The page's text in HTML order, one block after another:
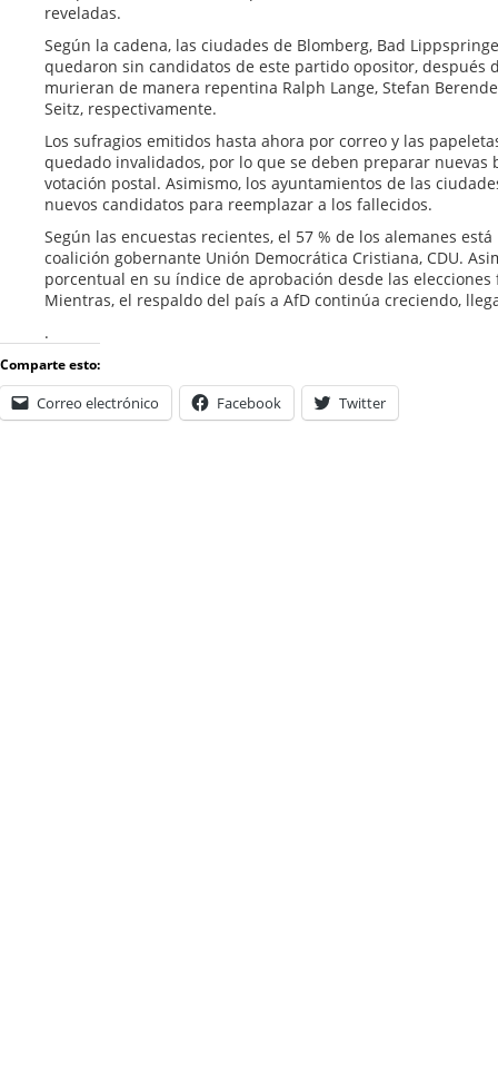
reveladas.
Según la cadena, las ciudades de Blomberg, Bad
quedaron sin candidatos de este partido opositor, después
murieran de manera repentina Ralph Lange, Stefan
Seitz, respectivamente.
Los sufragios emitidos hasta ahora por correo y las
quedado invalidados, por lo que se deben preparar nuevas
votación postal. Asimismo, los ayuntamientos de las
nuevos candidatos para reemplazar a los fallecidos.
Según las encuestas recientes, el 57 % de los alemanes
coalición gobernante Unión Democrática Cristiana, CDU.
porcentual en su índice de aprobación desde las elecciones
Mientras, el respaldo del país a AfD continúa creciendo,
.
Comparte esto:
Correo electrónico Facebook Twitter